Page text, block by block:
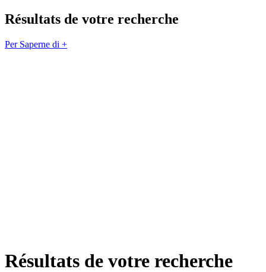
Résultats de votre recherche
Per Saperne di +
Résultats de votre recherche